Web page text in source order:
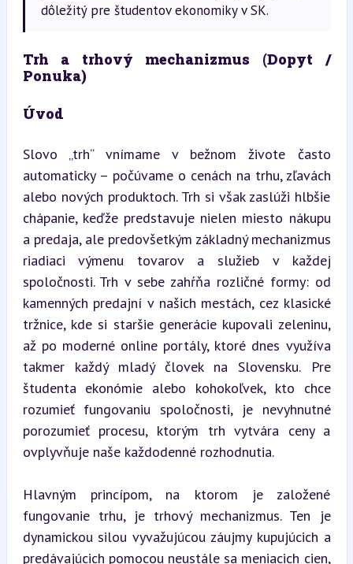
dôležitý pre študentov ekonomiky v SK.
Trh a trhový mechanizmus (Dopyt /
Ponuka)
Úvod
Slovo „trh“ vnímame v bežnom živote často
automaticky – počúvame o cenách na trhu, zľavách
alebo nových produktoch. Trh si však zaslúži hlbšie
chápanie, keďže predstavuje nielen miesto nákupu
a predaja, ale predovšetkým základný mechanizmus
riadiaci výmenu tovarov a služieb v každej
spoločnosti. Trh v sebe zahŕňa rozličné formy: od
kamenných predajní v našich mestách, cez klasické
tržnice, kde si staršie generácie kupovali zeleninu,
až po moderné online portály, ktoré dnes využíva
takmer každý mladý človek na Slovensku. Pre
študenta ekonómie alebo kohokoľvek, kto chce
rozumieť fungovaniu spoločnosti, je nevyhnutné
porozumieť procesu, ktorým trh vytvára ceny a
ovplyvňuje naše každodenné rozhodnutia.
Hlavným princípom, na ktorom je založené
fungovanie trhu, je trhový mechanizmus. Ten je
dynamickou silou vyvažujúcou záujmy kupujúcich a
predávajúcich pomocou neustále sa meniacich cien,